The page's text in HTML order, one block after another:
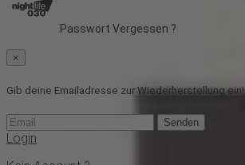
Passwort Vergessen ?
×
Gib deine Emailadresse zur Wiederherstellung ein!
Senden
Login